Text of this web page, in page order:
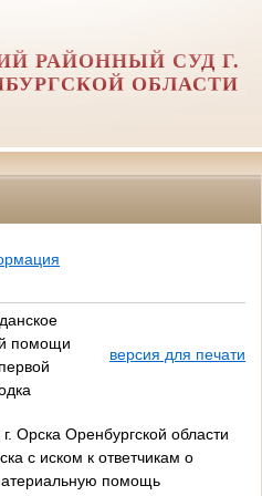
РАЙОННЫЙ СУД Г.
ОБЛАСТИ
помощи
версия для печати
Орска Оренбургской области
с иском к ответчикам о
помощь